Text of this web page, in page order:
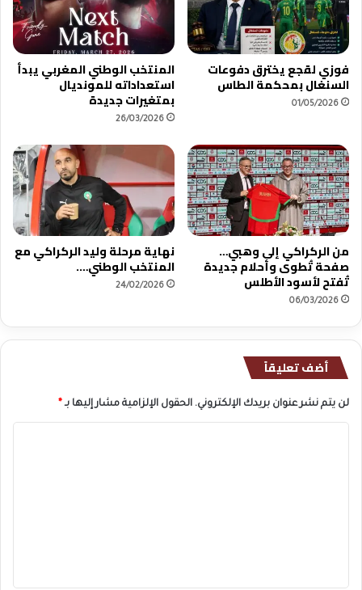
فوزي لقجع يخترق دفوعات
السنغال بمحكمة الطاس
01/05/2026
المنتخب الوطني المغربي يبدأ
استعداداته للمونديال
بمتغيرات جديدة
26/03/2026
من الركراكي إلى وهبي…
صفحة تُطوى وأحلام جديدة
تُفتح لأسود الأطلس
06/03/2026
نهاية مرحلة وليد الركراكي مع
المنتخب الوطني….
24/02/2026
أضف تعليقاً
لن يتم نشر عنوان بريدك الإلكتروني. الحقول الإلزامية مشار إليها بـ *